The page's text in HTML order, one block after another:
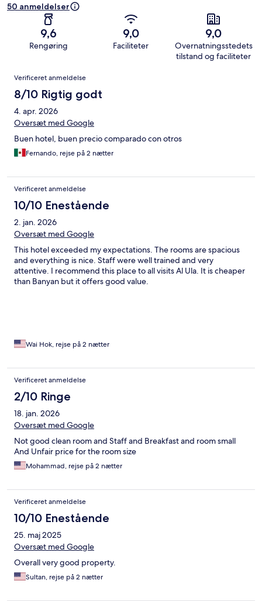
50 anmeldelser
9,6
Rengøring
9,0
Faciliteter
9,0
Overnatningsstedets
tilstand og faciliteter
Anmeldelser
Verificeret anmeldelse
8/10 Rigtig godt
4. apr. 2026
Oversæt med Google
Buen hotel, buen precio comparado con otros
Fernando, rejse på 2 nætter
Verificeret anmeldelse
10/10 Enestående
2. jan. 2026
Oversæt med Google
This hotel exceeded my expectations. The rooms are spacious
and everything is nice. Staff were well trained and very
attentive. I recommend this place to all visits Al Ula. It is cheaper
than Banyan but it offers good value.
Wai Hok, rejse på 2 nætter
Verificeret anmeldelse
2/10 Ringe
18. jan. 2026
Oversæt med Google
Not good clean room and Staff and Breakfast and room small
And Unfair price for the room size
Mohammad, rejse på 2 nætter
Verificeret anmeldelse
10/10 Enestående
25. maj 2025
Oversæt med Google
Overall very good property.
Sultan, rejse på 2 nætter